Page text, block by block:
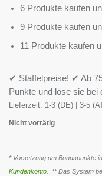
6 Produkte kaufen
9 Produkte kaufen
11 Produkte kaufen
✔ Staffelpreise! ✔ Ab
Punkte und löse sie bei
Lieferzeit: 1-3 (DE) | 3-5
Nicht vorrätig
* Vorsetzung um Bonuspunkte
Kundenkonto . ** Das System